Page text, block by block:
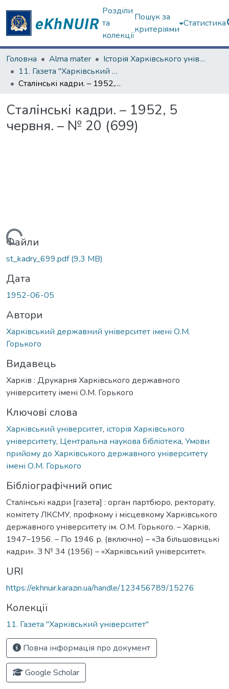
Розділи
та
колекції
Пошук за
критеріями
Статистика
Головна Alma mater
Історія Харківського університету
11. Газета "Харківський університет"
Сталінські кадри. – 1952, 5 червня. – № 20 (699)
Сталінські кадри. – 1952, 5
червня. – № 20 (699)
Вантажиться...
Файли
st_kadry_699.pdf(9,3 MB)
Дата
1952-06-05
Автори
Харківський державний університет імені О.М.
Горького
Видавець
Харків : Друкарня Харківського державного
університету імені О.М. Горького
Ключові слова
Харківський університет, історія Харківського
університету, Центральна наукова бібліотека, Умови
прийому до Харківського державного університету
імені О.М. Горького
Бібліографічний опис
Сталінські кадри [газета] : орган партбюро, ректорату,
комітету ЛКСМУ, профкому і місцевкому Харківського
державного університету ім. О.М. Горького. – Харків,
1947–1956. – По 1946 р. (включно) – «За більшовицькі
кадри». З № 34 (1956) – «Харківський університет».
URI
https://ekhnuir.karazin.ua/handle/123456789/15276
Колекції
11. Газета "Харківський університет"
Повна інформація про документ
Google Scholar